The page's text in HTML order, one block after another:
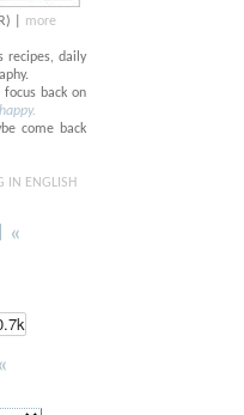
| more
recipes, daily
back on
come back
IN ENGLISH
«